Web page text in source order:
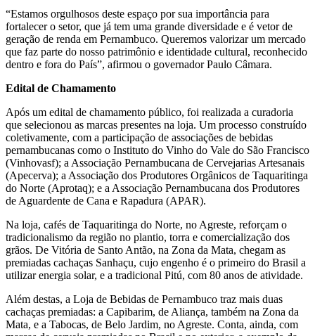
“Estamos orgulhosos deste espaço por sua importância para
fortalecer o setor, que já tem uma grande diversidade e é vetor de
geração de renda em Pernambuco. Queremos valorizar um mercado
que faz parte do nosso patrimônio e identidade cultural, reconhecido
dentro e fora do País”, afirmou o governador Paulo Câmara.
Edital de Chamamento
Após um edital de chamamento público, foi realizada a curadoria
que selecionou as marcas presentes na loja. Um processo construído
coletivamente, com a participação de associações de bebidas
pernambucanas como o Instituto do Vinho do Vale do São Francisco
(Vinhovasf); a Associação Pernambucana de Cervejarias Artesanais
(Apecerva); a Associação dos Produtores Orgânicos de Taquaritinga
do Norte (Aprotaq); e a Associação Pernambucana dos Produtores
de Aguardente de Cana e Rapadura (APAR).
Na loja, cafés de Taquaritinga do Norte, no Agreste, reforçam o
tradicionalismo da região no plantio, torra e comercialização dos
grãos. De Vitória de Santo Antão, na Zona da Mata, chegam as
premiadas cachaças Sanhaçu, cujo engenho é o primeiro do Brasil a
utilizar energia solar, e a tradicional Pitú, com 80 anos de atividade.
Além destas, a Loja de Bebidas de Pernambuco traz mais duas
cachaças premiadas: a Capibarim, de Aliança, também na Zona da
Mata, e a Tabocas, de Belo Jardim, no Agreste. Conta, ainda, com